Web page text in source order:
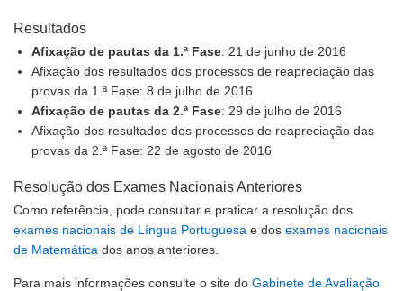
Resultados
Afixação de pautas da 1.ª Fase: 21 de junho de 2016
Afixação dos resultados dos processos de reapreciação das
provas da 1.ª Fase: 8 de julho de 2016
Afixação de pautas da 2.ª Fase: 29 de julho de 2016
Afixação dos resultados dos processos de reapreciação das
provas da 2.ª Fase: 22 de agosto de 2016
Resolução dos Exames Nacionais Anteriores
Como referência, pode consultar e praticar a resolução dos
exames nacionais de Língua Portuguesa e dos exames nacionais
de Matemática dos anos anteriores.
Para mais informações consulte o site do Gabinete de Avaliação